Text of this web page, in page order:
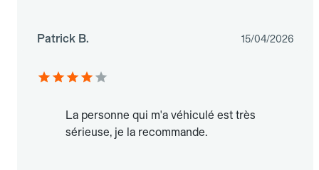
Patrick B. 15/04/2026
La personne qui m'a véhiculé est très
sérieuse, je la recommande.